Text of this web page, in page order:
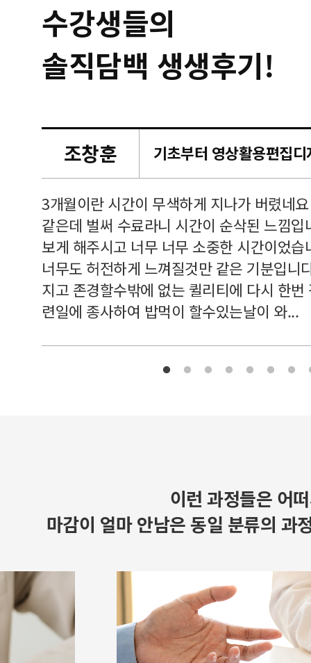
수강생들의
솔직담백 생생후기!
조창훈
3개월이란 시간이 무색하게 지나가 버렸네
같은데 벌써 수료라니 시간이 순삭된 느낌
보게 해주시고 너무 너무 소중한 시간이었
너무도 허전하게 느껴질것만 같은 기분입니
지고 존경할수밖에 없는 퀼리티에 다시 한
련일에 종사하여 밥먹이 할수있는날이 와...
이런 과정들은 어
마감이 얼마 안남은 동일 분류의 과